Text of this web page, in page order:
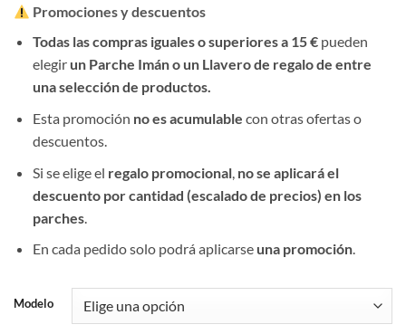
Promociones y descuentos
Todas las compras iguales o superiores a 15 €pueden
elegir un Parche Imán o un Llavero de regalo de entre
una selección de productos.
Esta promoción no es acumulable con otras ofertas o
descuentos.
Si se elige el regalo promocional, no se aplicará el
descuento por cantidad (escalado de precios) en los
parches.
En cada pedido solo podrá aplicarse una promoción.
Modelo